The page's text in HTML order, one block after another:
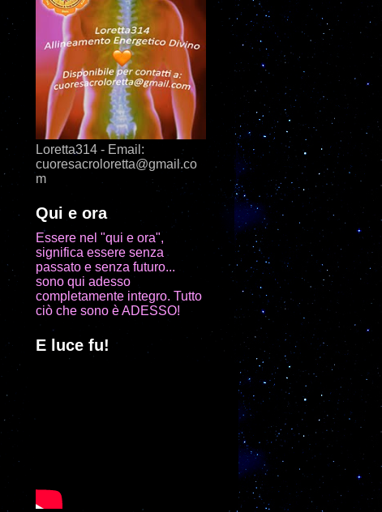
Loretta314 - Email:
cuoresacroloretta@gmail.co
m
Qui e ora
Essere nel "qui e ora",
significa essere senza
passato e senza futuro...
sono qui adesso
completamente integro. Tutto
ciò che sono è ADESSO!
E luce fu!